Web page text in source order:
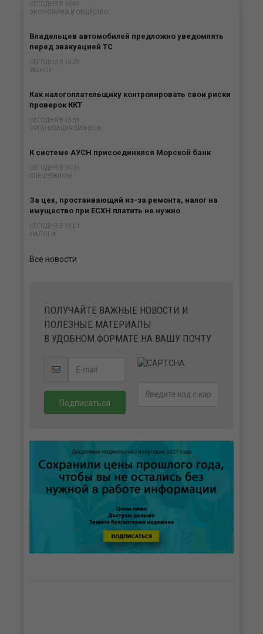
СЕГОДНЯ В 16:49
ЭКОНОМИКА И ОБЩЕСТВО
Владельцев автомобилей предложно уведомлять
перед эвакуацией ТС
СЕГОДНЯ В 16:29
РАЗНОЕ
Как налогоплательщику контролировать свои риски
проверок ККТ
СЕГОДНЯ В 15:59
ОРГАНИЗАЦИЯ БИЗНЕСА
К системе АУСН присоединился Морской банк
СЕГОДНЯ В 15:31
СПЕЦРЕЖИМЫ
За цех, простаивающий из-за ремонта, налог на
имущество при ЕСХН платить не нужно
СЕГОДНЯ В 15:01
НАЛОГИ
Все новости
ПОЛУЧАЙТЕ ВАЖНЫЕ НОВОСТИ И
ПОЛЕЗНЫЕ МАТЕРИАЛЫ
В УДОБНОМ ФОРМАТЕ НА ВАШУ ПОЧТУ